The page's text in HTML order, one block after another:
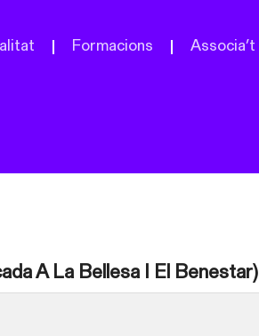
Formacions Associa’t
A La Bellesa I El Benestar)